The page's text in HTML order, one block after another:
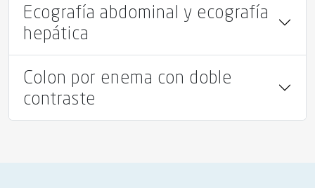
Ecografía abdominal y ecografía
hepática
Colon por enema con doble
contraste